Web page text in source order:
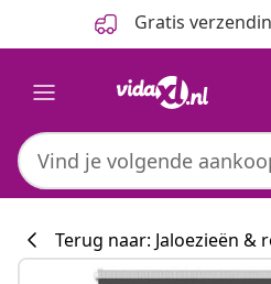
Gratis
Terug naar: Jaloezieën &